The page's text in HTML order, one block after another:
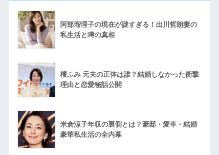
阿部瑠理子の現在が謎すぎる！出川哲朗妻の
私生活と噂の真相
檀ふみ 元夫の正体は誰？結婚しなかった衝撃
理由と恋愛秘話公開
米倉涼子年収の裏側とは？豪邸・愛車・結婚
豪華私生活の全内幕